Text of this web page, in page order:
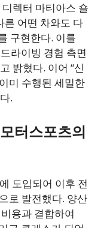
렉터 마티아스 숄
어떤 차와도 다
구현한다. 이를
라이빙 경험 측면
밝혔다. 이어 “신
미 수행된 세밀한
.
터스포츠의
도입되어 이후 전
로 발전했다. 양산
용과 결합하여